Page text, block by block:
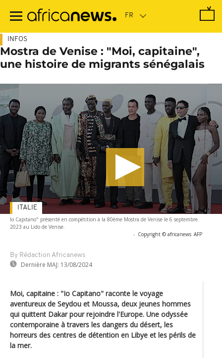
contenu
INFOS
Mostra de Venise : "Moi, capitaine",
une histoire de migrants sénégalais
Io Capitano" présenté en compétition à la 80ème Mostra de Venise le 6 septembre
2023 au Lido de Venise.
- Copyright © africanews AFP
By Rédaction Africanews
Dernière MAJ: 13/08/2024
ITALIE
Moi, capitaine : "Io Capitano" raconte le voyage
aventureux de Seydou et Moussa, deux jeunes hommes
qui quittent Dakar pour rejoindre l'Europe. Une odyssée
contemporaine à travers les dangers du désert, les
horreurs des centres de détention en Libye et les périls de
la mer.